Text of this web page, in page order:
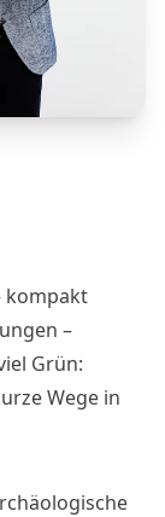
kompakt
–
Grün:
Wege in